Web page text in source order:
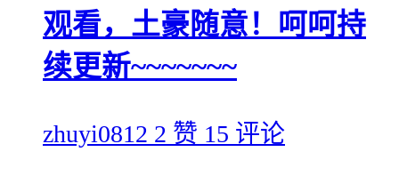
观看，土豪随意！呵呵持
续更新~~~~~~~
zhuyi0812 2 赞 15 评论